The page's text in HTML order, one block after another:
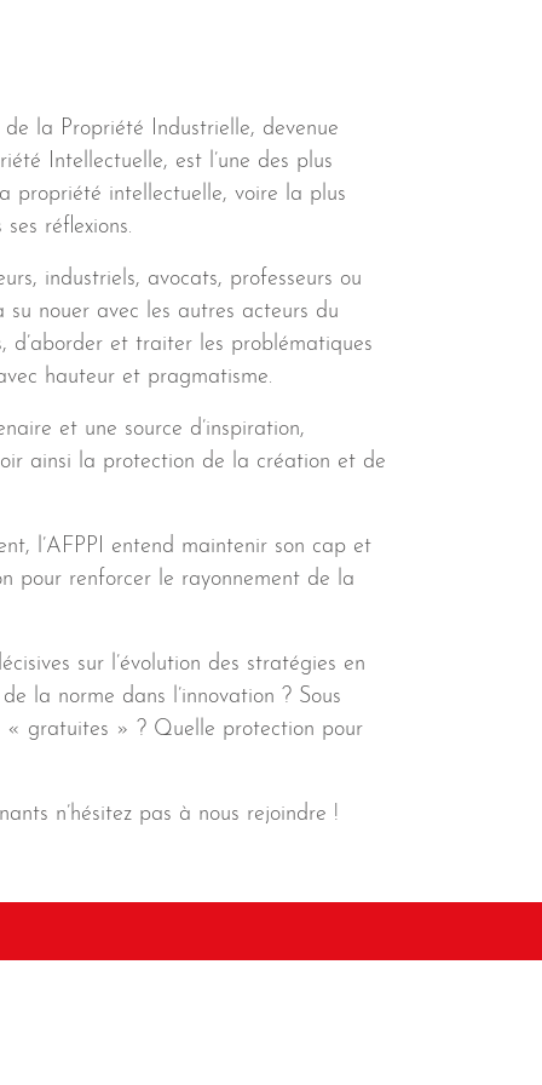
de la Propriété Industrielle, devenue
Intellectuelle, est l’une des plus
propriété intellectuelle, voire la plus
réflexions.
industriels, avocats, professeurs ou
su nouer avec les autres acteurs du
d’aborder et traiter les problématiques
hauteur et pragmatisme.
et une source d’inspiration,
ainsi la protection de la création et de
l’AFPPI entend maintenir son cap et
pour renforcer le rayonnement de la
sur l’évolution des stratégies en
la norme dans l’innovation ? Sous
« gratuites » ? Quelle protection pour
n’hésitez pas à nous rejoindre !